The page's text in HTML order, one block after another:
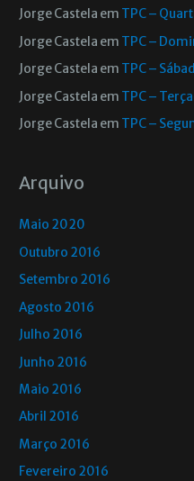
Jorge Castela em TPC –
Jorge Castela em TPC –
Jorge Castela em TPC –
Jorge Castela em TPC –
Jorge Castela em TPC –
Arquivo
Maio 2020
Outubro 2016
Setembro 2016
Agosto 2016
Julho 2016
Junho 2016
Maio 2016
Abril 2016
Março 2016
Fevereiro 2016